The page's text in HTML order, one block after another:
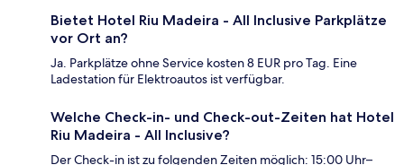
Bietet Hotel Riu Madeira - All Inclusive Parkplätze
vor Ort an?
Ja. Parkplätze ohne Service kosten 8 EUR pro Tag. Eine
Ladestation für Elektroautos ist verfügbar.
Welche Check-in- und Check-out-Zeiten hat Hotel
Riu Madeira - All Inclusive?
Der Check-in ist zu folgenden Zeiten möglich: 15:00 Uhr–